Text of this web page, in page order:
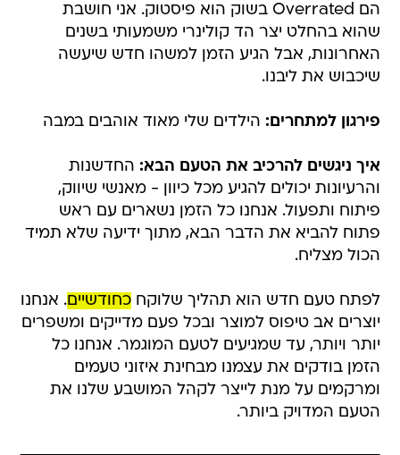
הם Overrated בשוק הוא פיסטוק. אני חושבת
שהוא בהחלט יצר הד קולינרי משמעותי בשנים
האחרונות, אבל הגיע הזמן למשהו חדש שיעשה
שיכבוש את ליבנו.
פירגון למתחרים: הילדים שלי מאוד אוהבים במבה
איך ניגשים להרכיב את הטעם הבא: החדשנות
והרעיונות יכולים להגיע מכל כיוון - מאנשי שיווק,
פיתוח ותפעול. אנחנו כל הזמן נשארים עם ראש
פתוח להביא את הדבר הבא, מתוך ידיעה שלא תמיד
הכול מצליח.
לפתח טעם חדש הוא תהליך שלוקחכחודשיים. אנחנו
יוצרים אב טיפוס למוצר ובכל פעם מדייקים ומשפרים
יותר ויותר, עד שמגיעים לטעם המוגמר. אנחנו כל
הזמן בודקים את עצמנו מבחינת איזוני טעמים
ומרקמים על מנת לייצר לקהל המושבע שלנו את
הטעם המדויק ביותר.